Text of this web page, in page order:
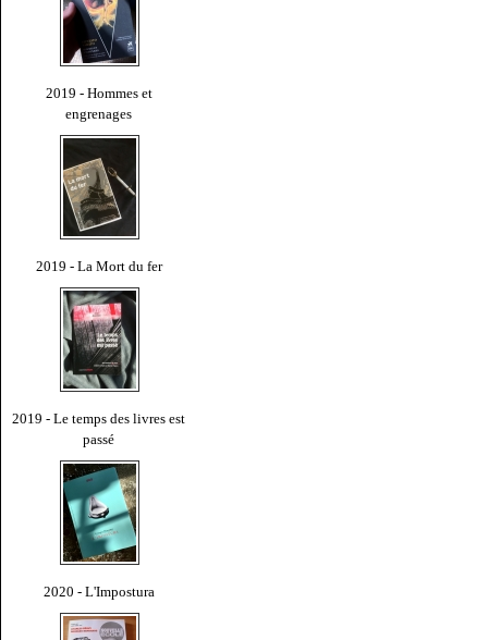
2019 - Hommes et
engrenages
2019 - La Mort du fer
2019 - Le temps des livres est
passé
2020 - L'Impostura